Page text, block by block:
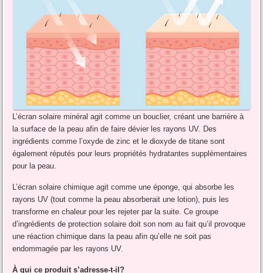
L’écran solaire minéral agit comme un bouclier, créant une barrière à
la surface de la peau afin de faire dévier les rayons UV. Des
ingrédients comme l’oxyde de zinc et le dioxyde de titane sont
également réputés pour leurs propriétés hydratantes supplémentaires
pour la peau.
L’écran solaire chimique agit comme une éponge, qui absorbe les
rayons UV (tout comme la peau absorberait une lotion), puis les
transforme en chaleur pour les rejeter par la suite. Ce groupe
d’ingrédients de protection solaire doit son nom au fait qu’il provoque
une réaction chimique dans la peau afin qu’elle ne soit pas
endommagée par les rayons UV.
À qui ce produit s’adresse-t-il?